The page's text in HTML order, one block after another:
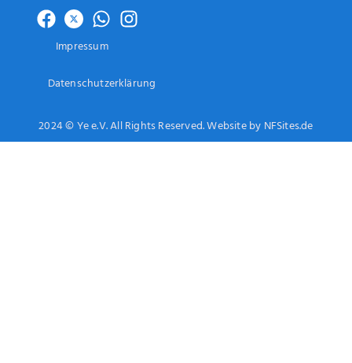
Impressum
Datenschutzerklärung
2024 © Ye e.V. All Rights Reserved. Website by NFSites.de